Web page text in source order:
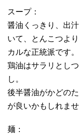
スープ：
醤油くっきり、出
いて、とんこつよ
カルな正統派です。
鶏油はサラリとし
し。
後半醤油がかどの
が良いかもしれませ
麺：